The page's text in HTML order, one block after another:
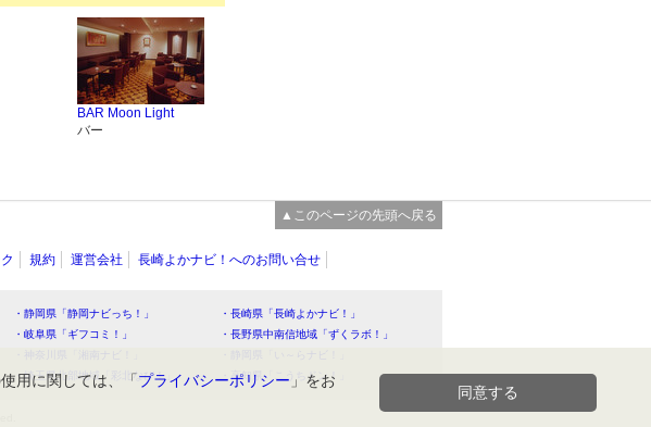
BAR Moon Light
バー
▲このページの先頭へ戻る
規約 運営会社 長崎よかナビ！へのお問い合せ
・静岡県「静岡ナビっち！」
・長崎県「長崎よかナビ！」
・岐阜県「ギフコミ！」
・長野県中南信地域「ずくラボ！」
・埼玉県北部地域「彩北なび！」 ・高知県「こうちドン！」
用に関しては、「プライバシーポリシー 」をお
同意する